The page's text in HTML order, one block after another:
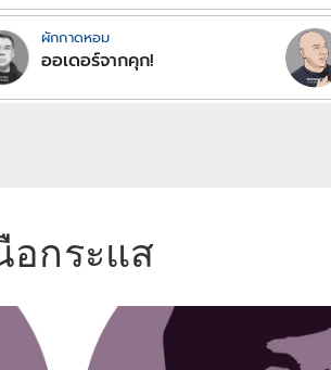
ผักกาดหอม
ออเดอร์จากคุก!
อกระแส